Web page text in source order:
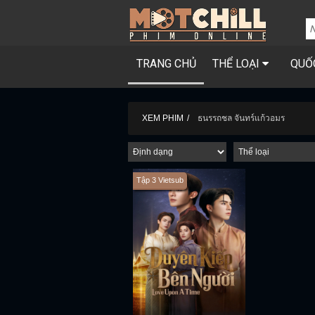
TRANG CHỦ THỂ LOẠI
XEM PHIM ธนรรถชล จันทร์แก้วอมร
Tập 3 Vietsub